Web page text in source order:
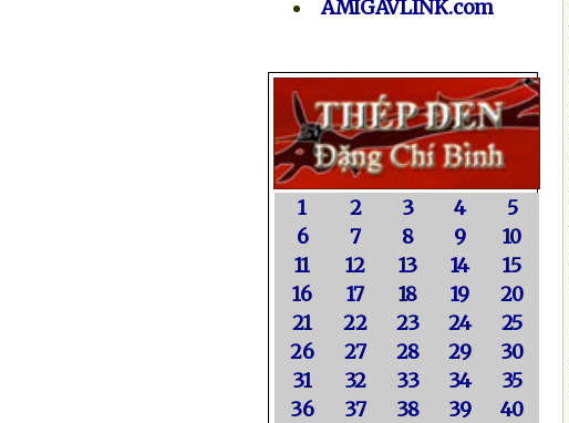
AMIGAVLINK.com
1 2 3 4
5
6
7 8 9
10
11
12 13 14
15
16
17 18 19
20
21
22 23 24
25
26
27 28 29
30
31
32 33 34
35
36
37 38 39
40